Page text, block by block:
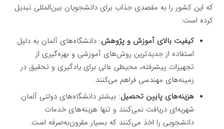
که این کشور را به مقصدی جذاب برای دانشجویان بین‌المللی تبدیل
کرده است:
کیفیت بالای آموزش و پژوهش: دانشگاه‌های آلمان به دلیل
استفاده از جدیدترین روش‌های آموزشی و بهره‌گیری از
تجهیزات پیشرفته، محیطی عالی برای یادگیری و تحقیق در
زمینه‌های مهندسی فراهم می‌کنند.
هزینه‌های پایین تحصیل: بیشتر دانشگاه‌های دولتی آلمان
شهریه‌ای دریافت نمی‌کنند و تنها هزینه‌های خدمات
دانشجویی را اخذ می‌کنند که بسیار مقرون‌به‌صرفه است.